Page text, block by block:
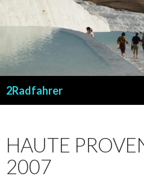
2Radfahrer
HAUTE
2007